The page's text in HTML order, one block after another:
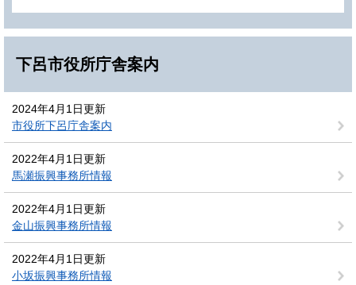
下呂市役所庁舎案内
2024年4月1日更新
市役所下呂庁舎案内
2022年4月1日更新
馬瀬振興事務所情報
2022年4月1日更新
金山振興事務所情報
2022年4月1日更新
小坂振興事務所情報